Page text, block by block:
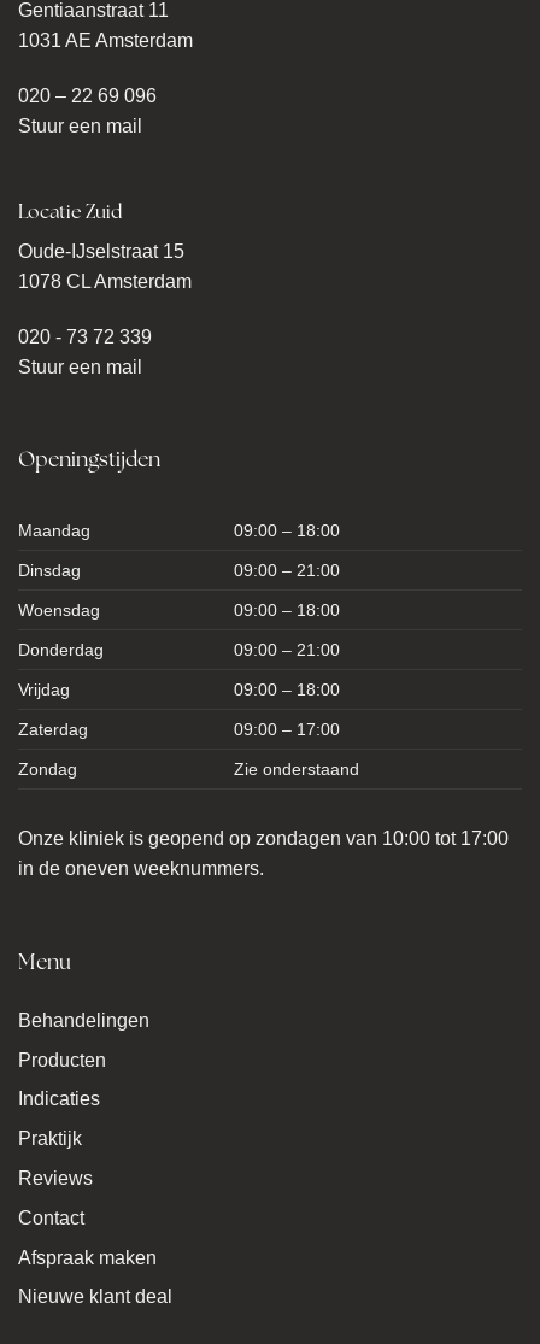
Gentiaanstraat 11
1031 AE Amsterdam
020 – 22 69 096
Stuur een mail
Locatie Zuid
Oude-IJselstraat 15
1078 CL Amsterdam
020 - 73 72 339
Stuur een mail
Openingstijden
Maandag 09:00 – 18:00
Dinsdag 09:00 – 21:00
Woensdag 09:00 – 18:00
Donderdag 09:00 – 21:00
Vrijdag 09:00 – 18:00
Zaterdag 09:00 – 17:00
Zondag Zie onderstaand
Onze kliniek is geopend op zondagen van 10:00 tot 17:00
in de oneven weeknummers.
Menu
Behandelingen
Producten
Indicaties
Praktijk
Reviews
Contact
Afspraak maken
Nieuwe klant deal